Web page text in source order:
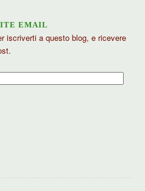
EMAIL
iscriverti a questo blog, e ricevere